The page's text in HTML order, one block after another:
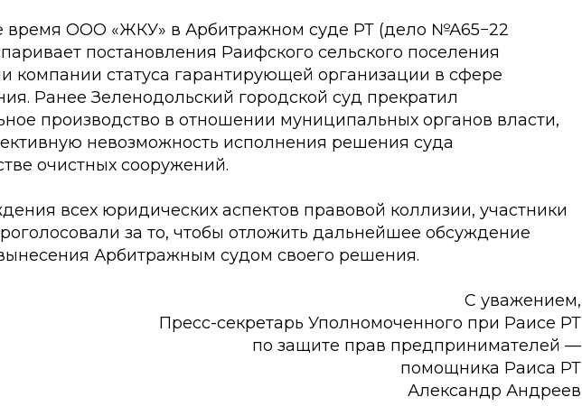
время ООО «ЖКУ» в Арбитражном суде РТ (дело №А65−22
постановления Раифского сельского поселения
компании статуса гарантирующей организации в сфере
Ранее Зеленодольский городской суд прекратил
производство в отношении муниципальных органов власти,
невозможность исполнения решения суда
очистных сооружений.
всех юридических аспектов правовой коллизии, участники
за то, чтобы отложить дальнейшее обсуждение
Арбитражным судом своего решения.
С уважением,
Пресс-секретарь Уполномоченного при Раисе РТ
по защите прав предпринимателей —
помощника Раиса РТ
Александр Андреев